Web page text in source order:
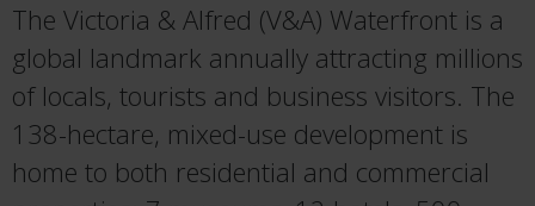
The Victoria & Alfred (V&A) Waterfront is a
global landmark annually attracting millions
of locals, tourists and business visitors. The
138-hectare, mixed-use development is
home to both residential and commercial